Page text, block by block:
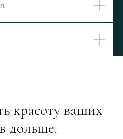
красоту ваших
дольше.